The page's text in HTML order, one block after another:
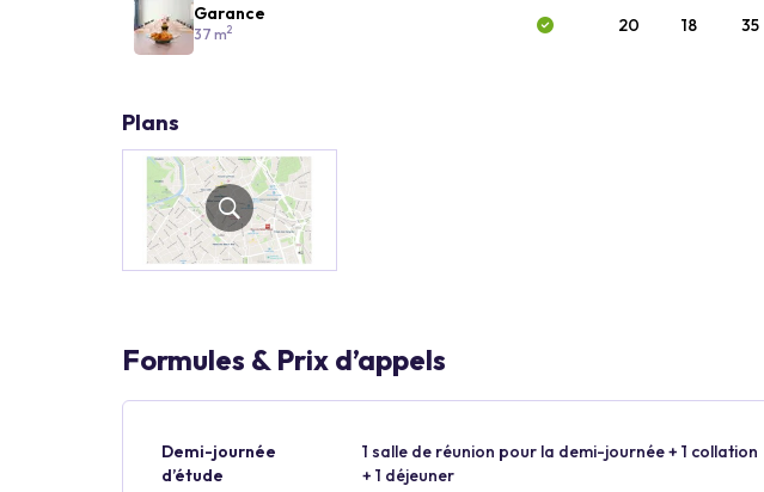
Garance
37 m2 20 18 35
Plans
Formules & Prix d’appels
Demi-journée
d’étude
1 salle de réunion pour la demi-journée + 1 collation
+ 1 déjeuner